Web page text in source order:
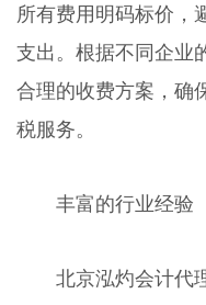
所有费用明码标价，
支出。根据不同企业
合理的收费方案，确
税服务。
丰富的行业经验
北京泓灼会计代